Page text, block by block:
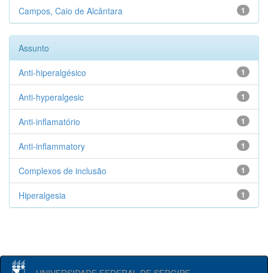
1
Campos, Caio de Alcântara
Assunto
1
Anti-hiperalgésico
1
Anti-hyperalgesic
1
Anti-inflamatório
1
Anti-inflammatory
1
Complexos de inclusão
1
Hiperalgesia